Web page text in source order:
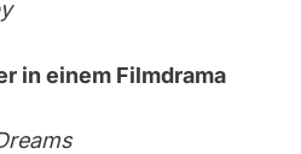
in einem Filmdrama